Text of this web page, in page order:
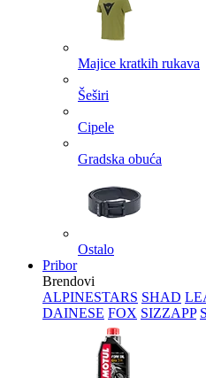
Majice kratkih rukava
Šeširi
Cipele
Gradska obuća
Ostalo
Pribor
Brendovi
ALPINESTARS SHAD
DAINESE FOX SIZZAPP